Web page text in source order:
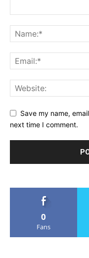
Save my name,
next time I comment.
0
Fans